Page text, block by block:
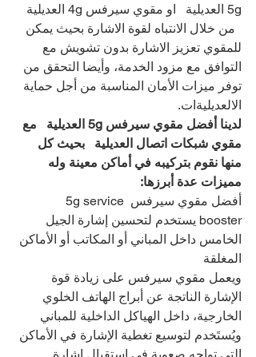
5g العديلية   او مقوي سيرفس 4g العديلية
من خلال الانتباه لقوة الاشارة بحيث يمكن
للمقوي تعزيز الاشارة بدون تشويش مع
التوافق مع مزود الخدمة، وأيضا التحقق من
توفر ميزات الأمان المناسبة من أجل حماية
الالعديليةات.
لدينا أفضل مقوي سيرفس 5g العديلية   مع
مقوي شبكات اتصال العديلية   بحيث كل
منها نقوم بتركيبه في أماكن معينة وله
مميزات عدة أبرزها:
أفضل مقوي سيرفس 5g service
booster يستخدم لتحسين إشارة الجيل
الخامس داخل المباني أو المكاتب أو الأماكن
المغلقة
ويعمل مقوي سيرفس على زيادة قوة
الإشارة الناتجة عن أبراج الهاتف الخلوي
الخارجية، داخل الهياكل الداخلية للمباني
ويُستَخدم لتوسيع تغطية الإشارة في الأماكن